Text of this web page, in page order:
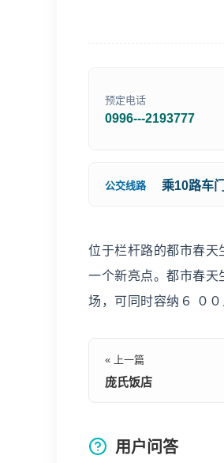
预定电话
0996---2193777
公交线路 乘10路车
位于栏杆路的都市春天
一个新亮点。都市春天
场，可同时容纳６ ０
« 上一篇
庞氏饭店
用户问答